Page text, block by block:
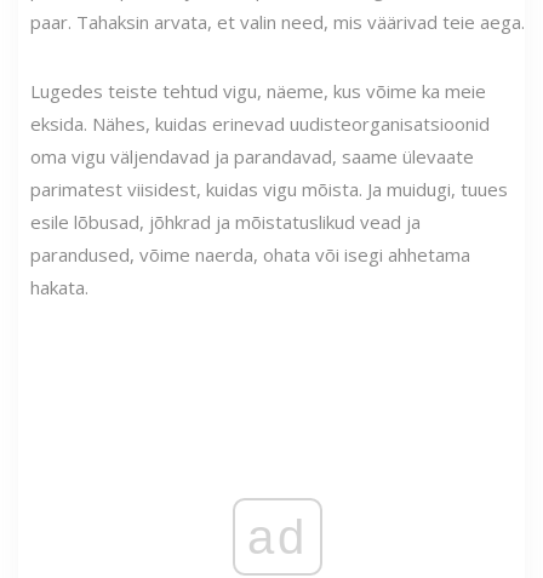
paar. Tahaksin arvata, et valin need, mis väärivad teie aega.
Lugedes teiste tehtud vigu, näeme, kus võime ka meie
eksida. Nähes, kuidas erinevad uudisteorganisatsioonid
oma vigu väljendavad ja parandavad, saame ülevaate
parimatest viisidest, kuidas vigu mõista. Ja muidugi, tuues
esile lõbusad, jõhkrad ja mõistatuslikud vead ja
parandused, võime naerda, ohata või isegi ahhetama
hakata.
ad